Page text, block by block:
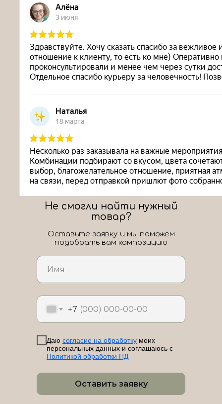
ЛоШАРик на карте Новороссийска — Яндекс Карты
+7
Даю согласие на обработку моих
персональных данных и соглашаюсь с
Политикой обработки ПД
Оставить заявку
Не смогли найти нужный
товар?
Оставьте заявку и мы поможем
подобрать вам композицию